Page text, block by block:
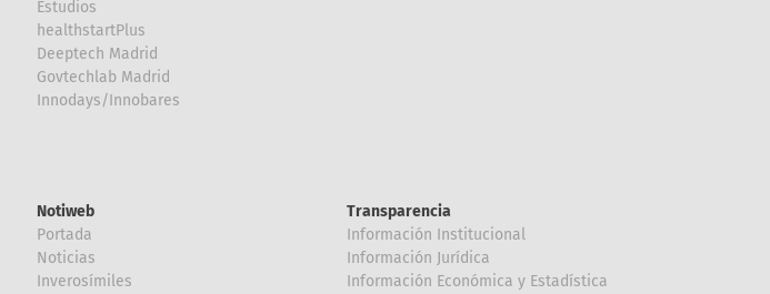
Estudios
healthstartPlus
Deeptech Madrid
Govtechlab Madrid
Innodays/Innobares
Notiweb
Portada
Noticias
Inverosímiles
Transparencia
Información Institucional
Información Jurídica
Información Económica y Estadística